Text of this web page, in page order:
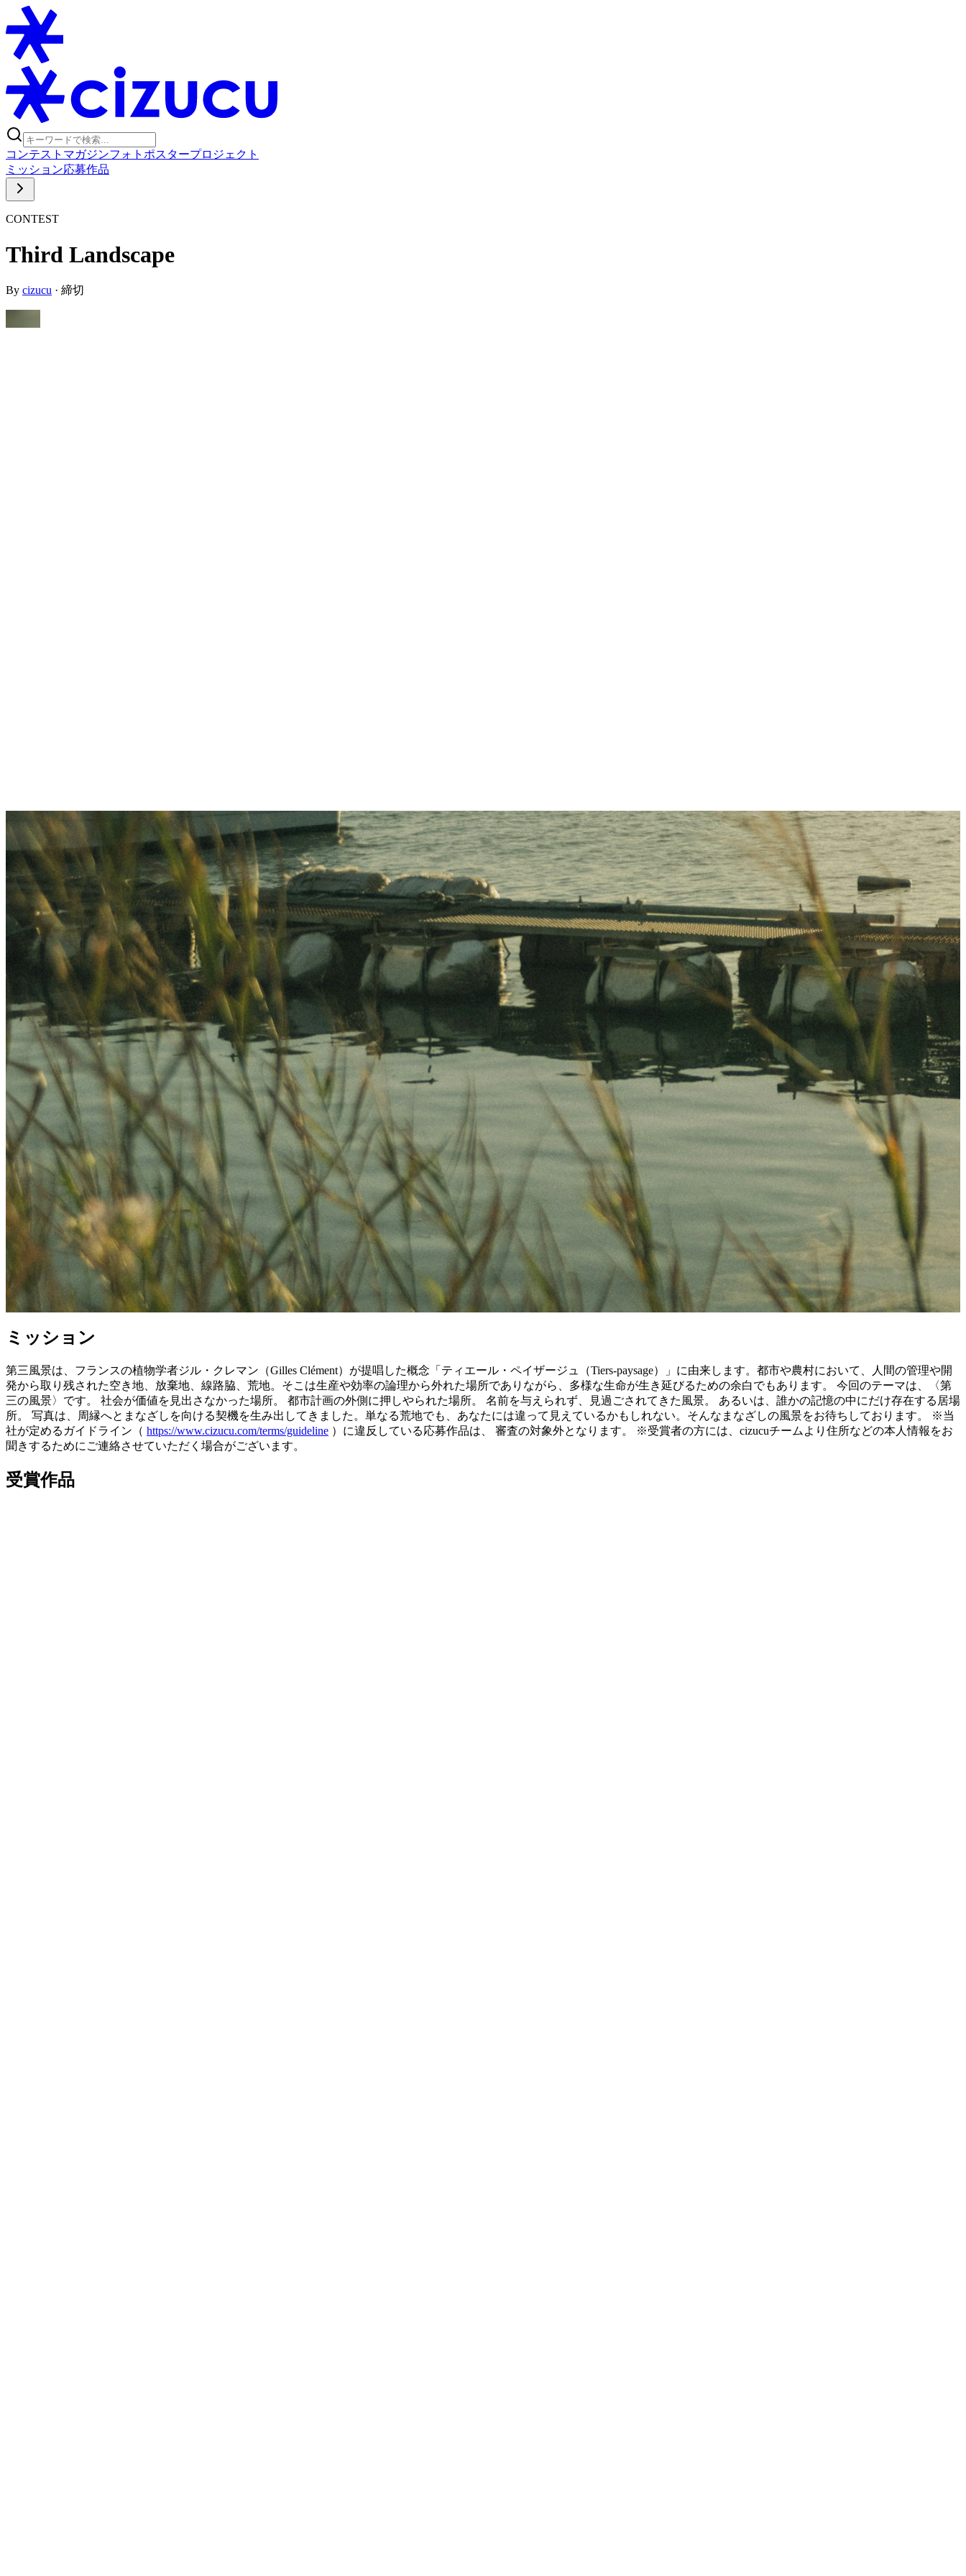
コンテスト マガジンフォトポスタープロジェクト
ミッション応募作品
CONTEST
Third Landscape
By cizucu · 締切
ミッション
第三風景は、フランスの植物学者ジル・クレマン（Gilles Clément）が提唱した概念「ティエール・ペイザージュ（Tiers-paysage）」に由来します。都市や農村において、人間の管理や開
発から取り残された空き地、放棄地、線路脇、荒地。そこは生産や効率の論理から外れた場所でありながら、多様な生命が生き延びるための余白でもあります。 今回のテーマは、〈第
三の風景〉です。 社会が価値を見出さなかった場所。 都市計画の外側に押しやられた場所。 名前を与えられず、見過ごされてきた風景。 あるいは、誰かの記憶の中にだけ存在する居場
所。 写真は、周縁へとまなざしを向ける契機を生み出してきました。単なる荒地でも、あなたには違って見えているかもしれない。そんなまなざしの風景をお待ちしております。 ※当
社が定めるガイドライン（ https://www.cizucu.com/terms/guideline ）に違反している応募作品は、 審査の対象外となります。 ※受賞者の方には、cizucuチームより住所などの本人情報をお
聞きするためにご連絡させていただく場合がございます。
受賞作品